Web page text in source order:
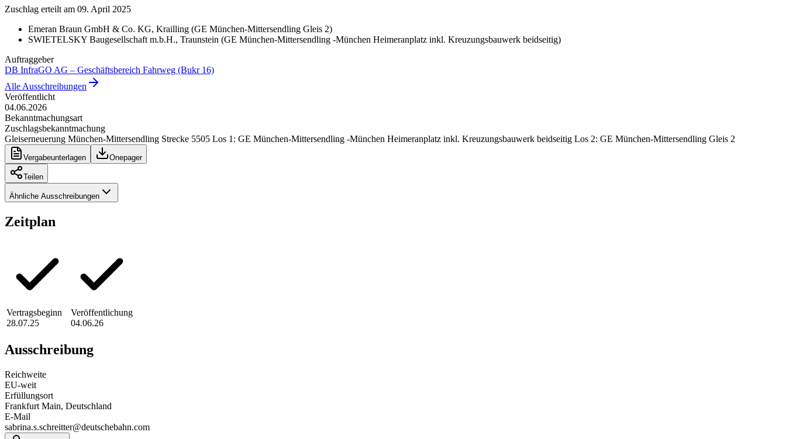
Zuschlag erteilt am 09. April 2025
Emeran Braun GmbH & Co. KG, Krailling (GE München-Mittersendling Gleis 2)
SWIETELSKY Baugesellschaft m.b.H., Traunstein (GE München-Mittersendling -München Heimeranplatz inkl. Kreuzungsbauwerk beidseitig)
Auftraggeber
DB InfraGO AG – Geschäftsbereich Fahrweg (Bukr 16)
Alle Ausschreibungen
Veröffentlicht
04.06.2026
Bekanntmachungsart
Zuschlagsbekanntmachung
Gleiserneuerung München-Mittersendling Strecke 5505 Los 1: GE München-Mittersendling -München Heimeranplatz inkl. Kreuzungsbauwerk beidseitig Los 2: GE München-Mittersendling Gleis 2
Vergabeunterlagen Onepager
Teilen
Ähnliche Ausschreibungen
Zeitplan
Vertragsbeginn
28.07.25
Veröffentlichung
04.06.26
Ausschreibung
Reichweite
EU-weit
Erfüllungsort
Frankfurt Main, Deutschland
E-Mail
sabrina.s.schreitter@deutschebahn.com